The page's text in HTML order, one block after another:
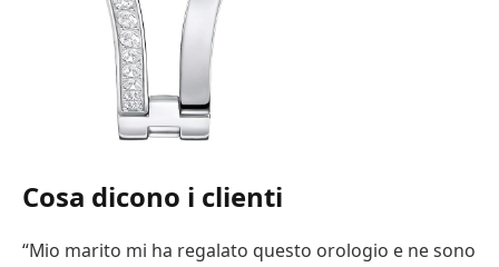
Cosa dicono i clienti
“Mio marito mi ha regalato questo orologio e ne sono